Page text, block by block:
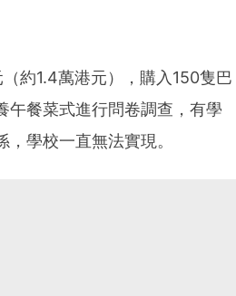
約1.4萬港元），購入150隻巴
午餐菜式進行問卷調查，有學
學校一直無法實現。